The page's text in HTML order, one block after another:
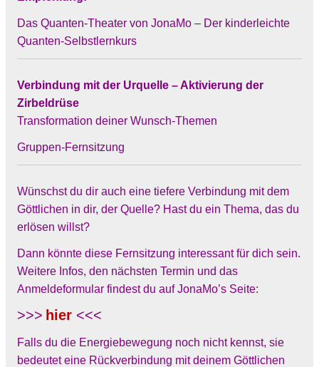
Das Quanten-Theater von JonaMo – Der kinderleichte
Quanten-Selbstlernkurs
Verbindung mit der Urquelle – Aktivierung der
Zirbeldrüse
Transformation deiner Wunsch-Themen
Gruppen-Fernsitzung
Wünschst du dir auch eine tiefere Verbindung mit dem
Göttlichen in dir, der Quelle? Hast du ein Thema, das du
erlösen willst?
Dann könnte diese Fernsitzung interessant für dich sein.
Weitere Infos, den nächsten Termin und das
Anmeldeformular findest du auf JonaMo’s Seite:
>>> hier <<<
Falls du die Energiebewegung noch nicht kennst, sie
bedeutet eine Rückverbindung mit deinem Göttlichen